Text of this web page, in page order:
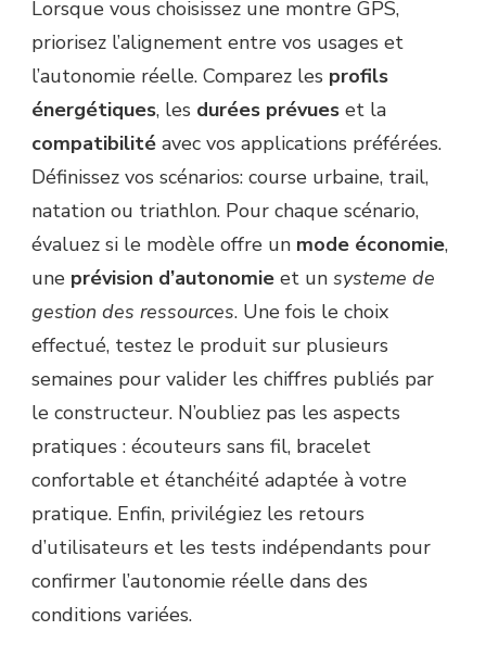
Lorsque vous choisissez une montre GPS,
priorisez l’alignement entre vos usages et
l’autonomie réelle. Comparez les profils
énergétiques, les durées prévues et la
compatibilité avec vos applications préférées.
Définissez vos scénarios: course urbaine, trail,
natation ou triathlon. Pour chaque scénario,
évaluez si le modèle offre un mode économie,
une prévision d’autonomie et un systeme de
gestion des ressources. Une fois le choix
effectué, testez le produit sur plusieurs
semaines pour valider les chiffres publiés par
le constructeur. N’oubliez pas les aspects
pratiques : écouteurs sans fil, bracelet
confortable et étanchéité adaptée à votre
pratique. Enfin, privilégiez les retours
d’utilisateurs et les tests indépendants pour
confirmer l’autonomie réelle dans des
conditions variées.